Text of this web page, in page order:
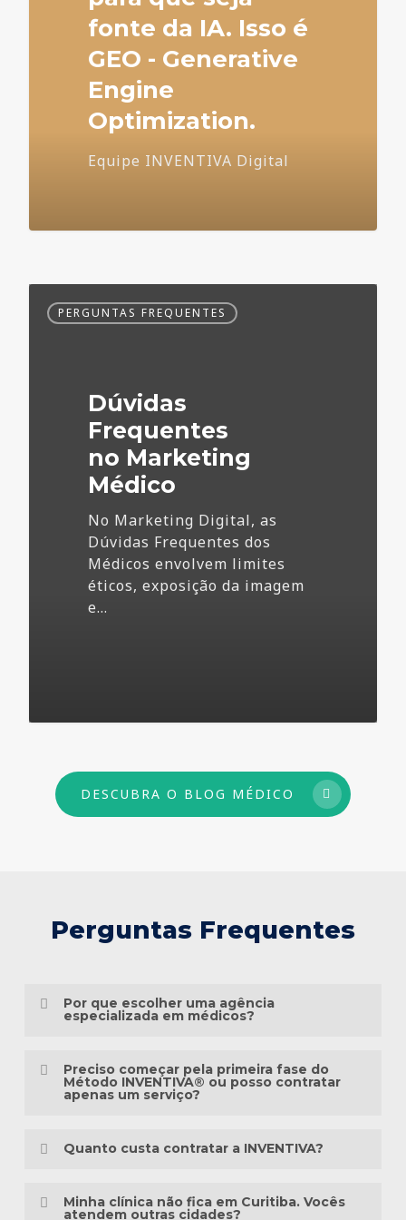
fonte da IA. Isso é
GEO - Generative
Engine
Optimization.
Equipe INVENTIVA Digital
Frequentes
PERGUNTAS FREQUENTES
Dúvidas
Frequentes
no Marketing
Médico
No Marketing Digital, as
Dúvidas Frequentes dos
Médicos envolvem limites
éticos, exposição da imagem
e…
DESCUBRA O BLOG MÉDICO
Perguntas Frequentes
Por que escolher uma agência
especializada em médicos?
mais do que conhecimento em publicidade.
paciente, as particularidades das
como as pessoas pesquisam sintomas,
Preciso começar pela primeira fase do
Método INVENTIVA® ou posso contratar
apenas um serviço?
diferente da sua presença digital. Algumas
Quanto custa contratar a INVENTIVA?
padronizados, porque cada clínica possui
Minha clínica não fica em Curitiba. Vocês
atendem outras cidades?